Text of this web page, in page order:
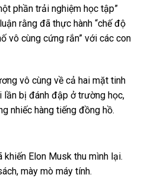
phần trải nghiệm học tập”
rằng đã thực hành “chế độ
vô cùng cứng rắn” với các con
vô cùng về cả hai mặt tinh
lần bị đánh đập ở trường học,
nhiếc hàng tiếng đồng hồ.
Elon Musk thu mình lại.
mày mò máy tính.